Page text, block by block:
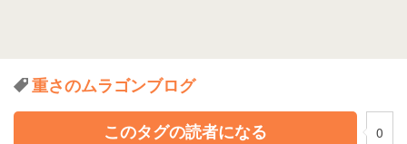
重さのムラゴンブログ
このタグの読者になる
0